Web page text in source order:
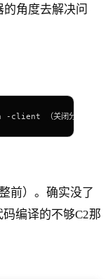
角度去解决问
（关闭分层编译，
前）。确实没了
编译的不够C2那